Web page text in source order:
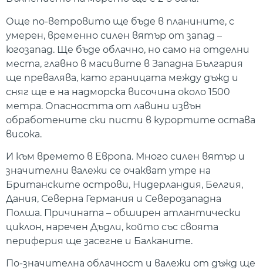
Още по-ветровито ще бъде в планините, с
умерен, временно силен вятър от запад –
югозапад. Ще бъде облачно, но само на отделни
места, главно в масивите в Западна България
ще превалява, като границата между дъжд и
сняг ще е на надморска височина около 1500
метра. Опасността от лавини извън
обработените ски писти в курортите остава
висока.
И към времето в Европа. Много силен вятър и
значителни валежи се очакват утре на
Британските острови, Нидерландия, Белгия,
Дания, Северна Германия и Северозападна
Полша. Причината – обширен атлантически
циклон, наречен Дъдли, който със своята
периферия ще засегне и Балканите.
По-значителна облачност и валежи от дъжд ще